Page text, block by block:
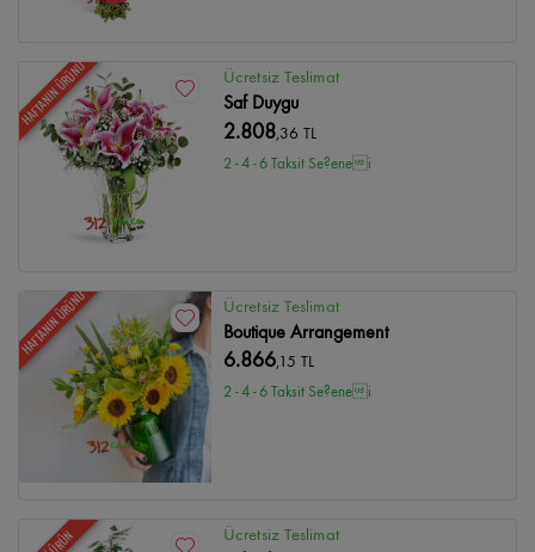
HAFTANIN ÜRÜNÜ Ücretsiz Teslimat
Saf Duygu
2.808,36 TL
2 - 4 - 6 Taksit Se?enei
HAFTANIN ÜRÜNÜ Ücretsiz Teslimat
Boutique Arrangement
6.866,15 TL
2 - 4 - 6 Taksit Se?enei
Ücretsiz Teslimat